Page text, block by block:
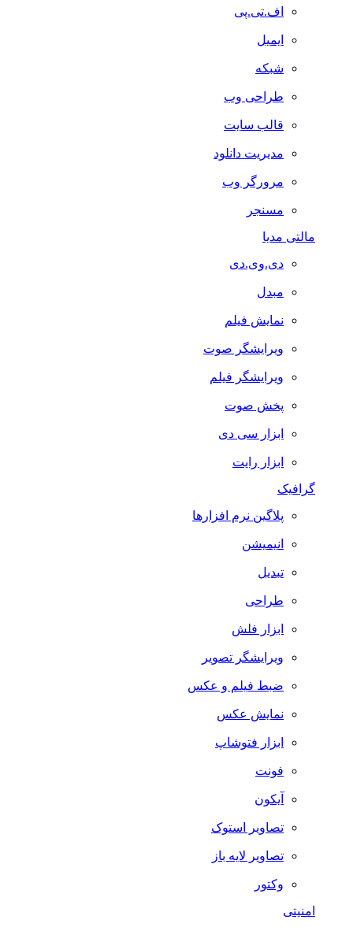
اف.تی.پی
ایمیل
شبکه
طراحی وب
قالب سایت
مدیریت دانلود
مرورگر وب
مسنجر
مالتی مدیا
دی.وی.دی
مبدل
نمایش فیلم
ویرایشگر صوت
ویرایشگر فیلم
پخش صوت
ابزار سی دی
ابزار رایت
گرافیک
پلاگین نرم افزارها
انیمیشن
تبدیل
طراحی
ابزار فلش
ویرایشگر تصویر
ضبط فيلم و عكس
نمایش عکس
ابزار فتوشاپ
فونت
آیکون
تصاویر استوک
تصاویر لایه باز
وکتور
امنیتی